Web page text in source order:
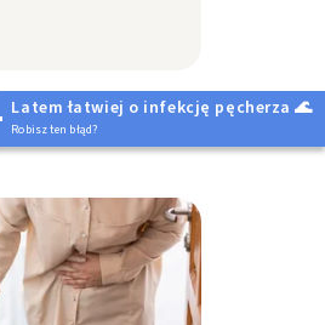
Latem łatwiej o infekcję pęcherza 🌊
Robisz ten błąd?